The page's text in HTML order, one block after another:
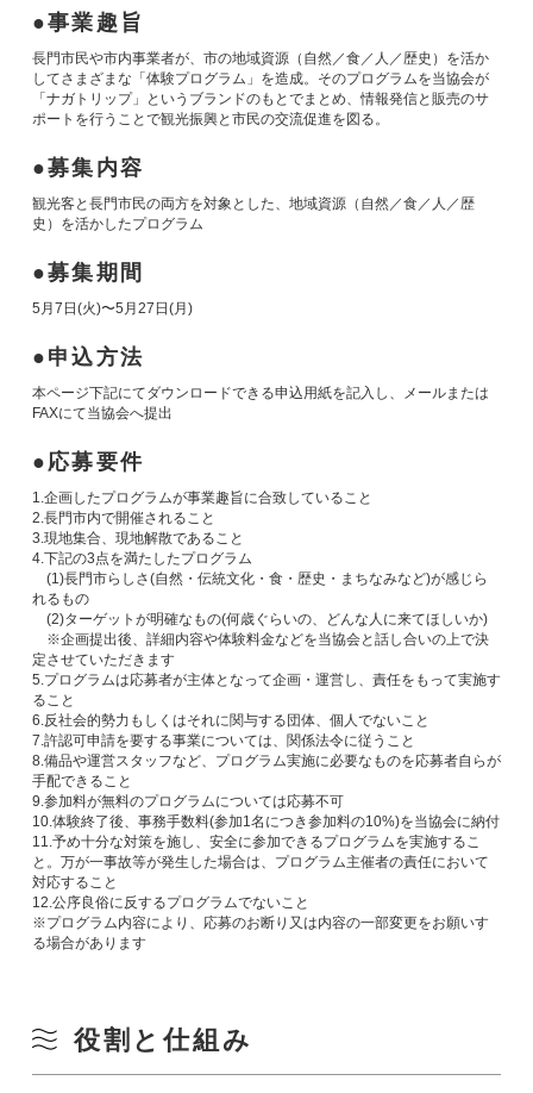
事業趣旨
長門市民や市内事業者が、市の地域資源（自然／食／人／歴史）を活か
してさまざまな「体験プログラム」を造成。そのプログラムを当協会が
「ナガトリップ」というブランドのもとでまとめ、情報発信と販売のサ
ポートを行うことで観光振興と市民の交流促進を図る。
募集内容
観光客と長門市民の両方を対象とした、地域資源（自然／食／人／歴
史）を活かしたプログラム
募集期間
5月7日(火)〜5月27日(月)
申込方法
本ページ下記にてダウンロードできる申込用紙を記入し、メールまたは
FAXにて当協会へ提出
応募要件
1.企画したプログラムが事業趣旨に合致していること
2.長門市内で開催されること
3.現地集合、現地解散であること
4.下記の3点を満たしたプログラム
(1)長門市らしさ(自然・伝統文化・食・歴史・まちなみなど)が感じら
れるもの
(2)ターゲットが明確なもの(何歳ぐらいの、どんな人に来てほしいか)
※企画提出後、詳細内容や体験料金などを当協会と話し合いの上で決
定させていただきます
5.プログラムは応募者が主体となって企画・運営し、責任をもって実施す
ること
6.反社会的勢力もしくはそれに関与する団体、個人でないこと
7.許認可申請を要する事業については、関係法令に従うこと
8.備品や運営スタッフなど、プログラム実施に必要なものを応募者自らが
手配できること
9.参加料が無料のプログラムについては応募不可
10.体験終了後、事務手数料(参加1名につき参加料の10%)を当協会に納付
11.予め十分な対策を施し、安全に参加できるプログラムを実施するこ
と。万が一事故等が発生した場合は、プログラム主催者の責任において
対応すること
12.公序良俗に反するプログラムでないこと
※プログラム内容により、応募のお断り又は内容の一部変更をお願いす
る場合があります
役割と仕組み